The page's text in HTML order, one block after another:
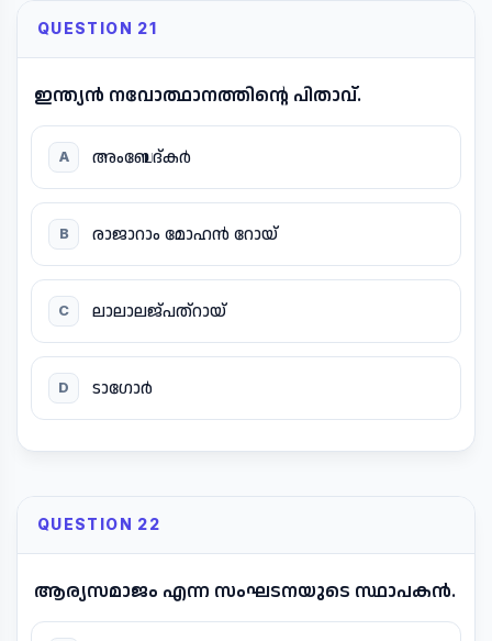
QUESTION 21
ഇന്ത്യൻ നവോത്ഥാനത്തിന്റെ പിതാവ്.
A അംബേദ്കർ
B രാജാറാം മോഹൻ റോയ്
C ലാലാലജ്പത്റായ്
D ടാഗോർ
QUESTION 22
ആര്യസമാജം എന്ന സംഘടനയുടെ സ്ഥാപകൻ.